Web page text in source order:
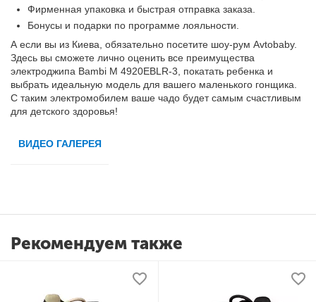
Фирменная упаковка и быстрая отправка заказа.
Бонусы и подарки по программе лояльности.
А если вы из Киева, обязательно посетите шоу-рум Avtobaby.
Здесь вы сможете лично оценить все преимущества
электроджипа Bambi M 4920EBLR-3, покатать ребенка и
выбрать идеальную модель для вашего маленького гонщика.
С таким электромобилем ваше чадо будет самым счастливым
для детского здоровья!
ВИДЕО ГАЛЕРЕЯ
Рекомендуем также